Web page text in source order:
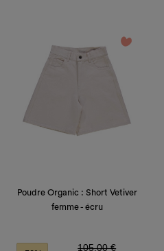
favorite_border
Poudre Organic : Short Vetiver
femme - écru
Prix de base
105,00 €Prix